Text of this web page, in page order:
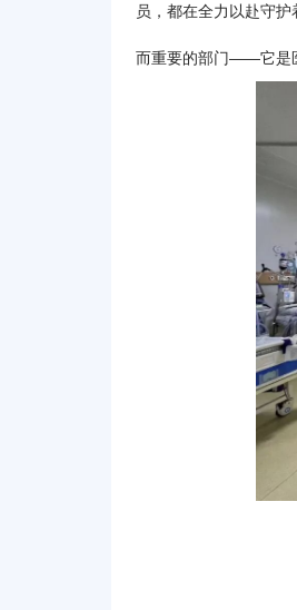
员，都在全力以赴守
而重要的部门——它是